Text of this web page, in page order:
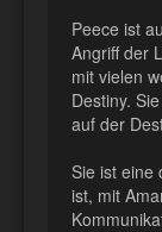
Peece ist
Angriff der
mit vielen
Destiny.
auf der
Sie ist eine
ist, mit